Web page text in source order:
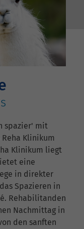
spazier' mit
Reha Klinikum
Klinikum liegt
eine
in direkter
Spazieren in
Rehabilitanden
Nachmittag in
den sanften